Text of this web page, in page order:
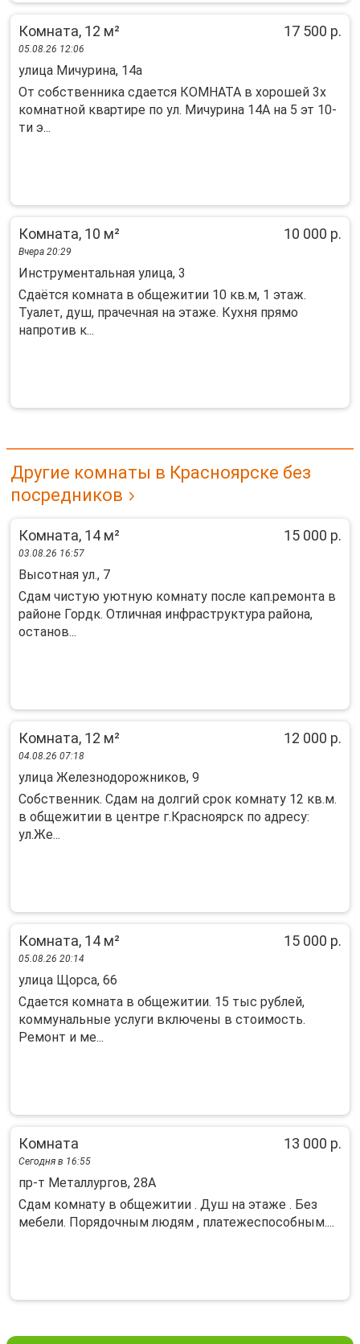
Комната, 12 м² 17 500 р.
05.08.26 12:06
улица Мичурина, 14а
От собственника сдается КОМНАТА в хорошей 3х
комнатной квартире по ул. Мичурина 14А на 5 эт 10-
ти э...
Комната, 10 м² 10 000 р.
Вчера 20:29
Инструментальная улица, 3
Сдаётся комната в общежитии 10 кв.м, 1 этаж.
Туалет, душ, прачечная на этаже. Кухня прямо
напротив к...
Другие комнаты в Красноярске без
посредников
Комната, 14 м² 15 000 р.
03.08.26 16:57
Высотная ул., 7
Сдaм чистую уютную комнату после кап.ремонтa в
рaйонe Гордк. Oтличнaя инфрaстpуктуpa paйона,
останoв...
Комната, 12 м² 12 000 р.
04.08.26 07:18
улица Железнодорожников, 9
Собственник. Сдам на долгий срок комнату 12 кв.м.
в общежитии в центре г.Красноярск по адресу:
ул.Же...
Комната, 14 м² 15 000 р.
05.08.26 20:14
улица Щорса, 66
Сдается комната в общежитии. 15 тыс рублей,
коммунальные услуги включены в стоимость.
Ремонт и ме...
Комната 13 000 р.
Сегодня в 16:55
пр-т Металлургов, 28А
Сдам комнату в общежитии . Душ на этаже . Без
мебели. Порядочным людям , платежеспособным....